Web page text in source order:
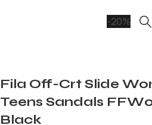
-20%
Fila Off-Crt Slide
Teens Sandals
Black